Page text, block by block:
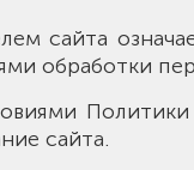
сайта
обработки
сайта.